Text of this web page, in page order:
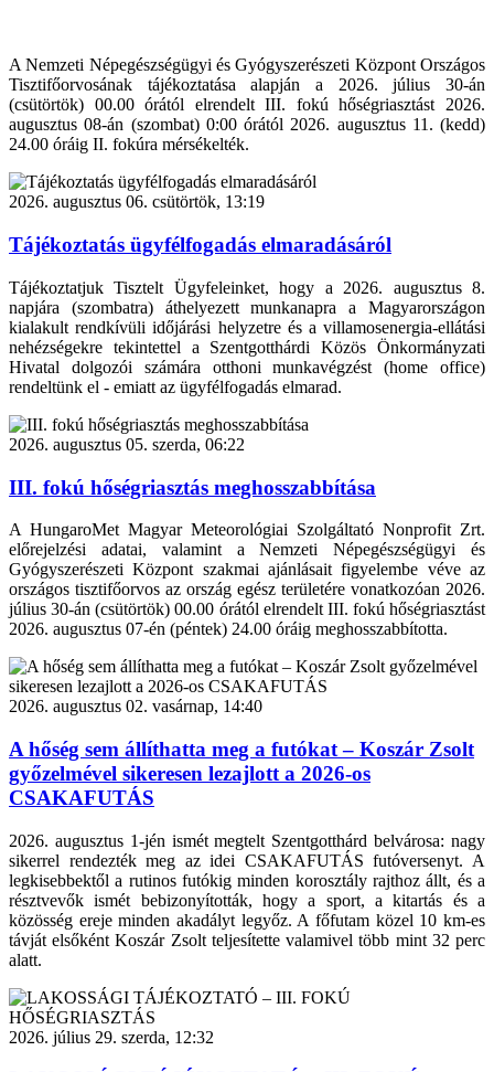
A Nemzeti Népegészségügyi és Gyógyszerészeti Központ Országos
Tisztifőorvosának tájékoztatása alapján a 2026. július 30-án
(csütörtök) 00.00 órától elrendelt III. fokú hőségriasztást 2026.
augusztus 08-án (szombat) 0:00 órától 2026. augusztus 11. (kedd)
24.00 óráig II. fokúra mérsékelték.
2026. augusztus 06. csütörtök, 13:19
Tájékoztatás ügyfélfogadás elmaradásáról
Tájékoztatjuk Tisztelt Ügyfeleinket, hogy a 2026. augusztus 8.
napjára (szombatra) áthelyezett munkanapra a Magyarországon
kialakult rendkívüli időjárási helyzetre és a villamosenergia-ellátási
nehézségekre tekintettel a Szentgotthárdi Közös Önkormányzati
Hivatal dolgozói számára otthoni munkavégzést (home office)
rendeltünk el - emiatt az ügyfélfogadás elmarad.
2026. augusztus 05. szerda, 06:22
III. fokú hőségriasztás meghosszabbítása
A HungaroMet Magyar Meteorológiai Szolgáltató Nonprofit Zrt.
előrejelzési adatai, valamint a Nemzeti Népegészségügyi és
Gyógyszerészeti Központ szakmai ajánlásait figyelembe véve az
országos tisztifőorvos az ország egész területére vonatkozóan 2026.
július 30-án (csütörtök) 00.00 órától elrendelt III. fokú hőségriasztást
2026. augusztus 07-én (péntek) 24.00 óráig meghosszabbította.
2026. augusztus 02. vasárnap, 14:40
A hőség sem állíthatta meg a futókat – Koszár Zsolt
győzelmével sikeresen lezajlott a 2026-os
CSAKAFUTÁS
2026. augusztus 1-jén ismét megtelt Szentgotthárd belvárosa: nagy
sikerrel rendezték meg az idei CSAKAFUTÁS futóversenyt. A
legkisebbektől a rutinos futókig minden korosztály rajthoz állt, és a
résztvevők ismét bebizonyították, hogy a sport, a kitartás és a
közösség ereje minden akadályt legyőz. A főfutam közel 10 km-es
távját elsőként Koszár Zsolt teljesítette valamivel több mint 32 perc
alatt.
2026. július 29. szerda, 12:32